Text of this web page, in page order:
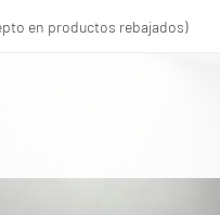
en productos rebajados)